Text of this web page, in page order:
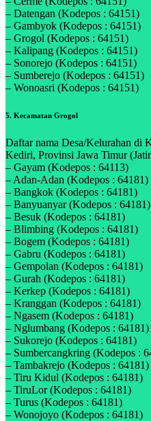
– Datengan (Kodepos : 64151)
– Gambyok (Kodepos : 64151)
– Grogol (Kodepos : 64151)
– Kalipang (Kodepos : 64151)
– Sonorejo (Kodepos : 64151)
– Sumberejo (Kodepos : 64151)
– Wonoasri (Kodepos : 64151)
5. Kecamatan Grogol
Daftar nama Desa/Kelurahan di
Kediri, Provinsi Jawa Timur
– Gayam (Kodepos : 64113)
– Adan-Adan (Kodepos : 64181)
– Bangkok (Kodepos : 64181)
– Banyuanyar (Kodepos : 64181)
– Besuk (Kodepos : 64181)
– Blimbing (Kodepos : 64181)
– Bogem (Kodepos : 64181)
– Gabru (Kodepos : 64181)
– Gempolan (Kodepos : 64181)
– Gurah (Kodepos : 64181)
– Kerkep (Kodepos : 64181)
– Kranggan (Kodepos : 64181)
– Ngasem (Kodepos : 64181)
– Nglumbang (Kodepos : 64181)
– Sukorejo (Kodepos : 64181)
– Sumbercangkring (Kodepos :
– Tambakrejo (Kodepos : 64181)
– Tiru Kidul (Kodepos : 64181)
– TiruLor (Kodepos : 64181)
– Turus (Kodepos : 64181)
– Wonojoyo (Kodepos : 64181)